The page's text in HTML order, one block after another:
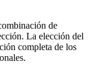
de
La elección del
completa de los